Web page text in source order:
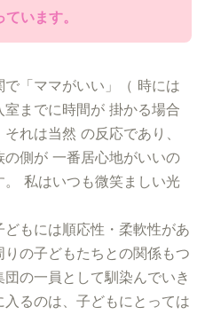
います。
「ママがいい」（ 時には
室までに時間が 掛かる場合
れは当然 の反応であり、
側が 一番居心地がいいの
私はいつも微笑ましい光
もには順応性・柔軟性があ
の子どもたちとの関係もつ
の一員として馴染んでいき
るのは、子どもにとっては